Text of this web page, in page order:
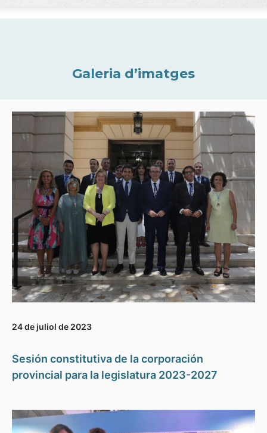
Galeria d’imatges
24 de juliol de 2023
Sesión constitutiva de la corporación
provincial para la legislatura 2023-2027